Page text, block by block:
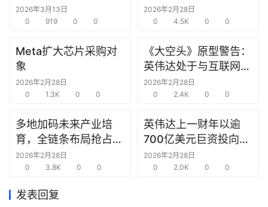
报
告
之
窗
机
链
2026年3月13日
0
919 0 0
究中心
2026年2月28日
0
4.5K 0 0
Meta扩大芯片采购对
象
2026年2月28日
0
1.3K 0 0
《大空头》原型警告：
英伟达处于与互联网泡
沫时期思科同样的“危
险境地”
2026年2月28日
0
2.4K 0 0
多地加码未来产业培
育，全链条布局抢占新
赛道先机
2026年2月28日
0
3.8K 0 0
英伟达上一财年以逾
700亿美元巨资投向合
作方，竭力巩固AI芯片
需求
2026年2月28日
0
2.0K 0 0
发表回复